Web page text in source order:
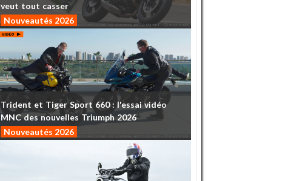
veut tout casser
Nouveautés 2026
Trident et Tiger Sport 660 : l'essai vidéo
MNC des nouvelles Triumph 2026
Nouveautés 2026